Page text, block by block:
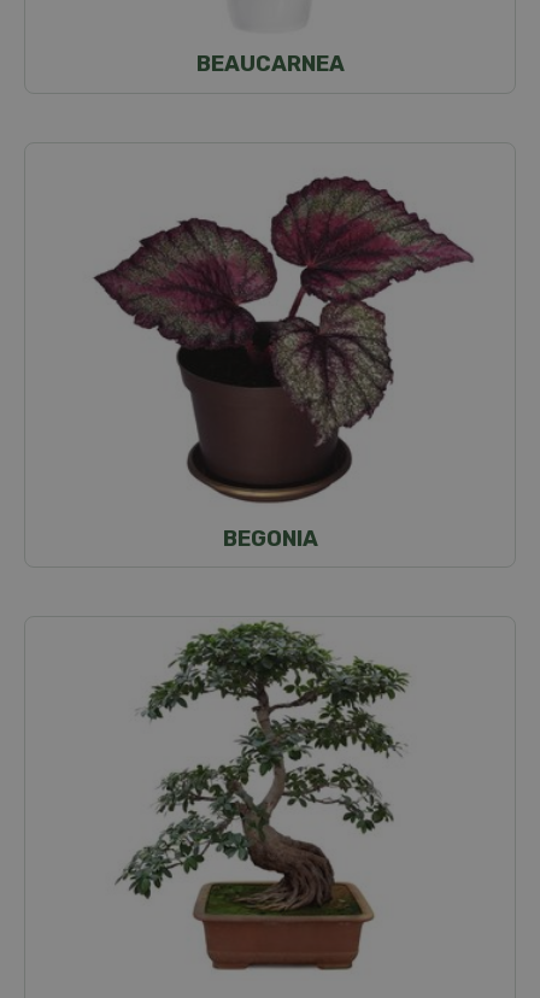
BEAUCARNEA
BEGONIA